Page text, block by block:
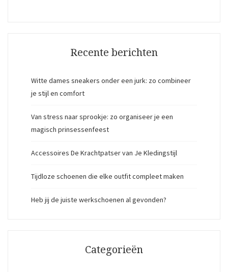
Recente berichten
Witte dames sneakers onder een jurk: zo combineer
je stijl en comfort
Van stress naar sprookje: zo organiseer je een
magisch prinsessenfeest
Accessoires De Krachtpatser van Je Kledingstijl
Tijdloze schoenen die elke outfit compleet maken
Heb jij de juiste werkschoenen al gevonden?
Categorieën